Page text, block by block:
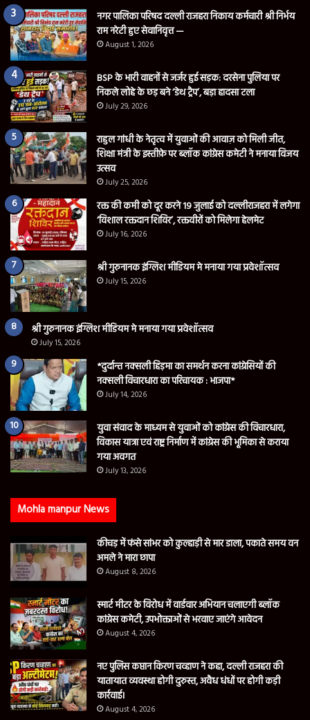
नगर पालिका परिषद दल्ली राजहरा निकाय कर्मचारी श्री निर्भय
राम नरेटी हुए सेवानिवृत्त —
August 1, 2026
BSP के भारी वाहनों से जर्जर हुई सड़क: दरसेना पुलिया पर
निकले लोहे के छड़ बने ‘डेथ ट्रैप’, बड़ा हादसा टला
July 29, 2026
राहुल गांधी के नेतृत्व में युवाओं की आवाज़ को मिली जीत,
शिक्षा मंत्री के इस्तीफ़े पर ब्लॉक कांग्रेस कमेटी ने मनाया विजय
उत्सव
July 25, 2026
रक्त की कमी को दूर करने 19 जुलाई को दल्लीराजहरा में लगेगा
‘विशाल रक्तदान शिविर’, रक्तवीरों को मिलेगा हेलमेट
July 16, 2026
श्री गुरुनानक इंग्लिश मीडियम मे मनाया गया प्रवेशॉत्सव
July 15, 2026
श्री गुरुनानक इंग्लिश मीडियम मे मनाया गया प्रवेशॉत्सव
July 15, 2026
*दुर्दान्त नक्सली हिड़मा का समर्थन करना कांग्रेसियों की
नक्सली विचारधारा का परिचायक : भाजपा*
July 14, 2026
युवा संवाद के माध्यम से युवाओं को कांग्रेस की विचारधारा,
विकास यात्रा एवं राष्ट्र निर्माण में कांग्रेस की भूमिका से कराया
गया अवगत
July 13, 2026
Mohla manpur News
कीचड़ में फंसे सांभर को कुल्हाड़ी से मार डाला, पकाते समय वन
अमले ने मारा छापा
August 8, 2026
स्मार्ट मीटर के विरोध में वार्डवार अभियान चलाएगी ब्लॉक
कांग्रेस कमेटी, उपभोक्ताओं से भरवाए जाएंगे आवेदन
August 4, 2026
नए पुलिस कप्तान किरण चव्हाण ने कहा, दल्ली राजहरा की
यातायात व्यवस्था होगी दुरुस्त, अवैध धंधों पर होगी कड़ी
कार्रवाई।
August 4, 2026